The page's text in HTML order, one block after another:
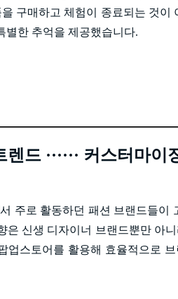
구매하고 체험이 종료되는 것이
별한 추억을 제공했습니다.
드 ······ 커스터마이
주로 활동하던 패션 브랜드들이
신생 디자이너 브랜드뿐만 아
스토어를 활용해 효율적으로